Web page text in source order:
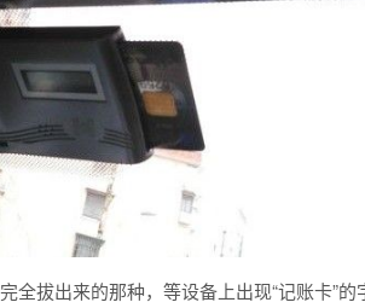
全拔出来的那种，等设备上出现“记账卡”